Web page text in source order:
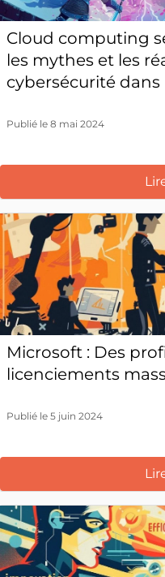
Cloud computing
les mythes et les
cybersécurité dans
Publié le 8 mai 2024
Microsoft : Des
licenciements
Publié le 5 juin 2024